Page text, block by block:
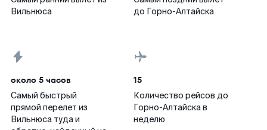
Вильнюса
до Горно-Алтайска
около 5 часов
Самый быстрый
прямой перелет из
Вильнюса туда и
15
Количество рейсов до
Горно-Алтайска в
неделю